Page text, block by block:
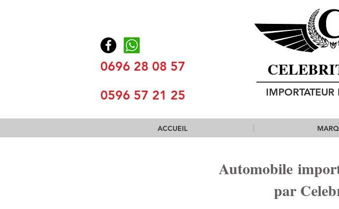
0696 28 08 57
0596 57 21 25
IMPORTATEUR
ACCUEIL
Automobile
par